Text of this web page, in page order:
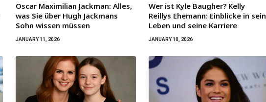
Oscar Maximilian Jackman: Alles,
was Sie über Hugh Jackmans
Sohn wissen müssen
JANUARY 11, 2026
Wer ist Kyle Baugher? Kelly
Reillys Ehemann: Einblicke in sein
Leben und seine Karriere
JANUARY 10, 2026